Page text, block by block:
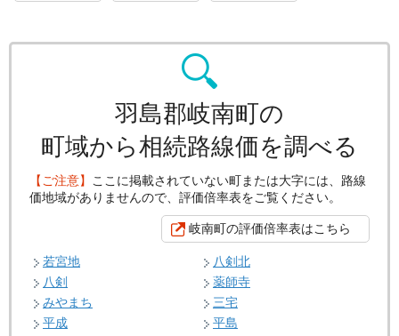
羽島郡岐南町の
町域から相続路線価を調べる
【ご注意】 ここに掲載されていない町または大字には、路線
価地域がありませんので、評価倍率表をご覧ください。
岐南町の評価倍率表はこちら
若宮地
八剣北
八剣
薬師寺
みやまち
三宅
平成
平島